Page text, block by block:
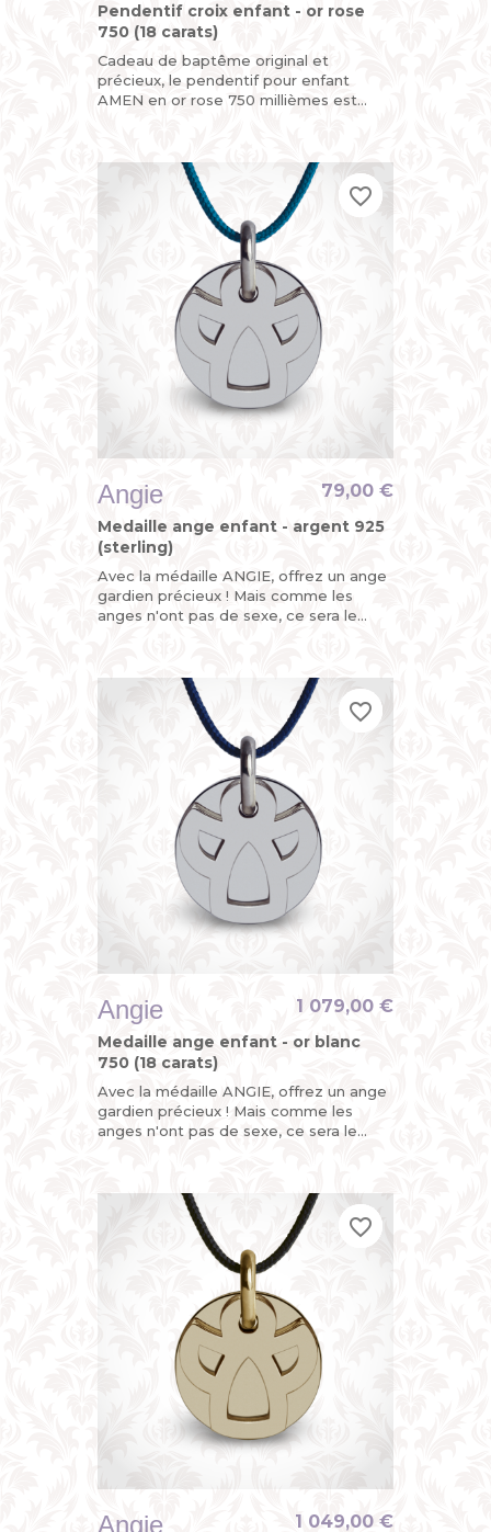
Pendentif croix enfant - or rose
750 (18 carats)
Cadeau de baptême original et
précieux, le pendentif pour enfant
AMEN en or rose 750 millièmes est
mobiles, la...
Angie
Medaille ange enfant - argent 925
(sterling)
Avec la médaille ANGIE, offrez un ange
gardien précieux ! Mais comme les
anges n'ont pas de sexe, ce sera le
79,00 €
favorite_border
favorite_border
favorite_border
Angie
Medaille ange enfant - or blanc
750 (18 carats)
Avec la médaille ANGIE, offrez un ange
gardien précieux ! Mais comme les
anges n'ont pas de sexe, ce sera le
1 079,00 €
favorite_border
favorite_border
favorite_border
Angie 1 049,00 €
favorite_border
favorite_border
favorite_border